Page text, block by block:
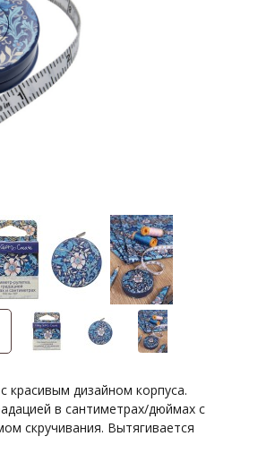
красивым дизайном корпуса.
в сантиметрах/дюймах с
скручивания. Вытягивается